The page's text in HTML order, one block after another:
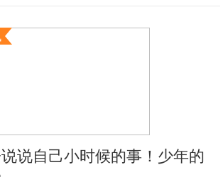
说自己小时候的事！少年的